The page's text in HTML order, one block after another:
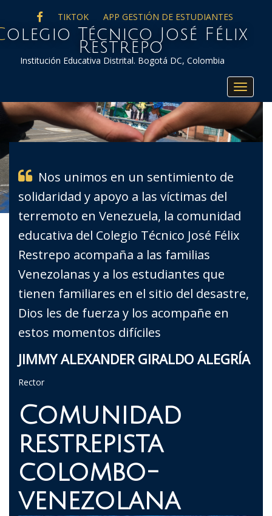
FACEBOOK
TIKTOK APP GESTIÓN DE ESTUDIANTES
Félix
Restrepo
Institución Educativa Distrital. Bogotá DC, Colombia
Toggle
Nos unimos en un sentimiento de
solidaridad y apoyo a las víctimas del
terremoto en Venezuela, la comunidad
educativa del Colegio Técnico José Félix
Restrepo acompaña a las familias
Venezolanas y a los estudiantes que
tienen familiares en el sitio del desastre,
Dios les de fuerza y los acompañe en
estos momentos difíciles
JIMMY ALEXANDER GIRALDO ALEGRÍA
Rector
Comunidad
restrepista
colombo-
venezolana